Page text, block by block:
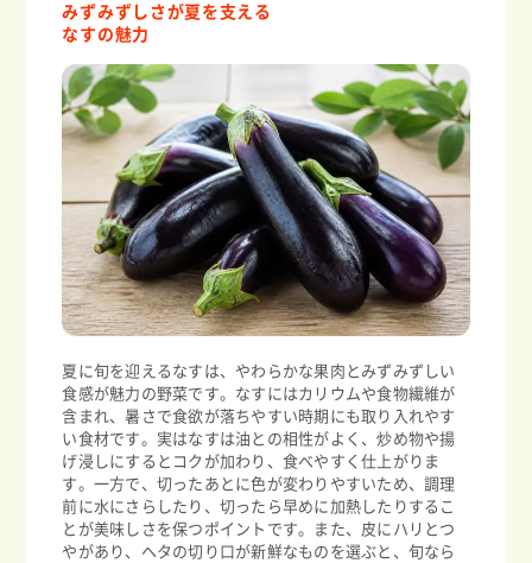
みずみずしさが夏を支える
なすの魅力
夏に旬を迎えるなすは、やわらかな果肉とみずみずしい
食感が魅力の野菜です。なすにはカリウムや食物繊維が
含まれ、暑さで食欲が落ちやすい時期にも取り入れやす
い食材です。実はなすは油との相性がよく、炒め物や揚
げ浸しにするとコクが加わり、食べやすく仕上がりま
す。一方で、切ったあとに色が変わりやすいため、調理
前に水にさらしたり、切ったら早めに加熱したりするこ
とが美味しさを保つポイントです。また、皮にハリとつ
やがあり、ヘタの切り口が新鮮なものを選ぶと、旬なら